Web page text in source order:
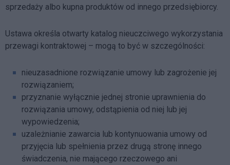
sprzedaży albo kupna produktów od innego przedsiębiorcy.
Ustawa określa otwarty katalog nieuczciwego wykorzystania
przewagi kontraktowej – mogą to być w szczególności:
nieuzasadnione rozwiązanie umowy lub zagrożenie jej
rozwiązaniem;
przyznanie wyłącznie jednej stronie uprawnienia do
rozwiązania umowy, odstąpienia od niej lub jej
wypowiedzenia;
uzależnianie zawarcia lub kontynuowania umowy od
przyjęcia lub spełnienia przez drugą stronę innego
świadczenia, nie mającego rzeczowego ani